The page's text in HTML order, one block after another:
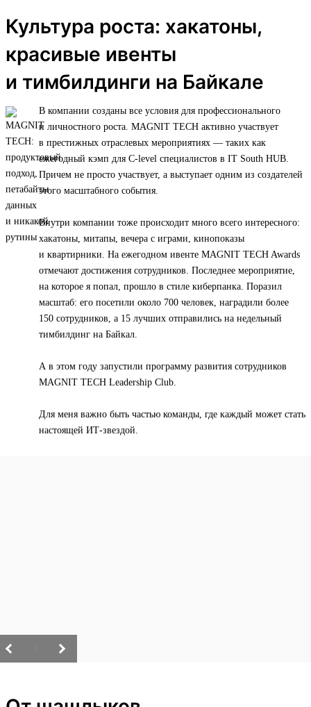
Культура роста: хакатоны,
красивые ивенты
и тимбилдинги на Байкале
В компании созданы все условия для профессионального
и личностного роста. MAGNIT TECH активно участвует
в престижных отраслевых мероприятиях — таких как
ежегодный кэмп для C-level специалистов в IT South HUB.
Причем не просто участвует, а выступает одним из создателей
этого масштабного события.
Внутри компании тоже происходит много всего интересного:
хакатоны, митапы, вечера с играми, кинопоказы
и квартирники. На ежегодном ивенте MAGNIT TECH Awards
отмечают достижения сотрудников. Последнее мероприятие,
на которое я попал, прошло в стиле киберпанка. Поразил
масштаб: его посетили около 700 человек, наградили более
150 сотрудников, а 15 лучших отправились на недельный
тимбилдинг на Байкал.
А в этом году запустили программу развития сотрудников
MAGNIT TECH Leadership Club.
Для меня важно быть частью команды, где каждый может стать
настоящей ИТ-звездой.